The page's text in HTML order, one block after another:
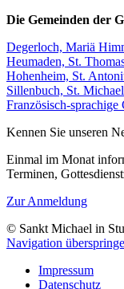
Die Gemeinden der
Degerloch, Mariä
Heumaden, St.
Hohenheim, St.
Sillenbuch, St. Michael
Französisch-sprachige
Kennen Sie unseren
Einmal im Monat
Terminen,
Zur Anmeldung
© Sankt Michael in
Navigation
Impressum
Datenschutz